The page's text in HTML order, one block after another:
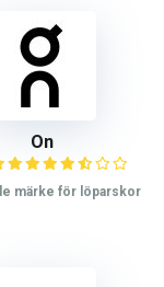
On
märke för löparskor